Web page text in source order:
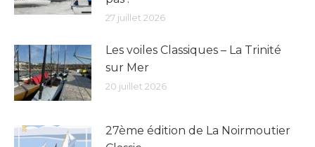
27 juillet 2026
Les voiles Classiques – La Trinité
sur Mer
20 juillet 2026
27ème édition de La Noirmoutier